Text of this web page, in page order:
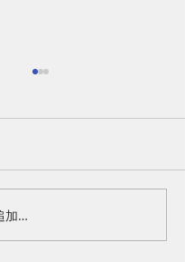
PARTNER
加…